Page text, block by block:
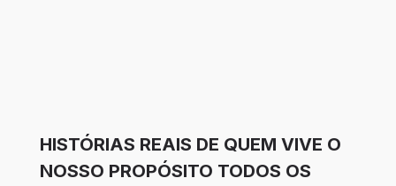
HISTÓRIAS REAIS DE QUEM VIVE O
NOSSO PROPÓSITO TODOS OS